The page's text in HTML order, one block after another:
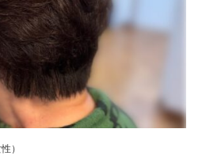
）